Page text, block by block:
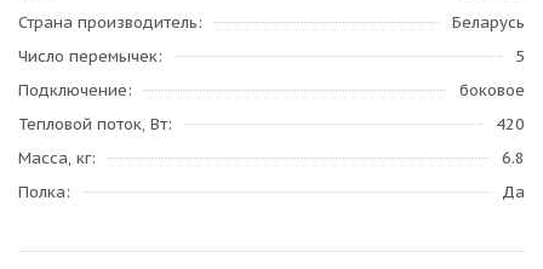
Страна производитель
Беларусь
Число перемычек
5
Подключение
боковое
Тепловой поток, Вт
420
Масса, кг
6.8
Полка
Да